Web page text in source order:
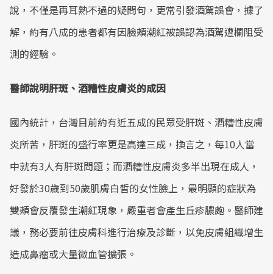
說，不僅是再耳熟不過的疑問句，更常引發酒駕誤會，據了
解，約有八成的患者都有因臉頰潮紅被誤認為酒駕遭欄阻受
測的經驗。
醫師說明肝斑、酒糟性皮膚炎的成因
國內統計，台灣目前約有近五成的民眾受肝斑、酒糟性皮膚
炎所苦，肝斑的盛行率更是高達三成，換言之，每10人當
中就有3人有肝斑問題；而酒糟性皮膚炎多半出現在成人，
好發於30歲到50歲肌膚白皙的女性臉上，最明顯的症狀為
雙頰會反覆發生潮紅現象，嚴重者會產生丘疹膿皰。醫師建
議，務必要前往皮膚科進行治療及診斷，以免皮膚組織增生
造成鼻瘤或大量微血管擴張。